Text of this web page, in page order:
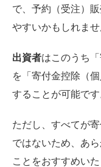
で、予約（受注）
やすいかもしれませ
出資者はこのうち
を「寄付金控除（
することが可能です
ただし、すべてが
ではないため、あ
ことをおすすめいた